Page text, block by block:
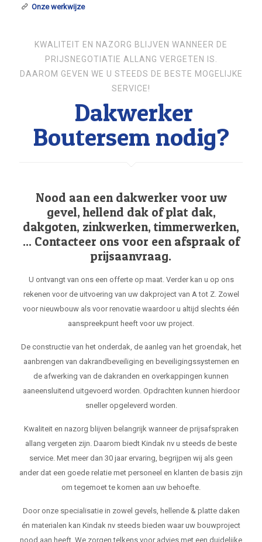
Onze werkwijze
KWALITEIT EN NAZORG BLIJVEN WANNEER DE
PRIJSNEGOTIATIE ALLANG VERGETEN IS.
DAAROM GEVEN WE U STEEDS DE BESTE MOGELIJKE
SERVICE!
Dakwerker
Boutersem nodig?
Nood aan een dakwerker voor uw
gevel, hellend dak of plat dak,
dakgoten, zinkwerken, timmerwerken,
... Contacteer ons voor een afspraak of
prijsaanvraag.
U ontvangt van ons een offerte op maat. Verder kan u op ons
rekenen voor de uitvoering van uw dakproject van A tot Z. Zowel
voor nieuwbouw als voor renovatie waardoor u altijd slechts één
aanspreekpunt heeft voor uw project.
De constructie van het onderdak, de aanleg van het groendak, het
aanbrengen van dakrandbeveiliging en beveiligingssystemen en
de afwerking van de dakranden en overkappingen kunnen
aaneensluitend uitgevoerd worden. Opdrachten kunnen hierdoor
sneller opgeleverd worden.
Kwaliteit en nazorg blijven belangrijk wanneer de prijsafspraken
allang vergeten zijn. Daarom biedt Kindak nv u steeds de beste
service. Met meer dan 30 jaar ervaring, begrijpen wij als geen
ander dat een goede relatie met personeel en klanten de basis zijn
om tegemoet te komen aan uw behoefte.
Door onze specialisatie in zowel gevels, hellende & platte daken
én materialen kan Kindak nv steeds bieden waar uw bouwproject
nood aan heeft. We zorgen telkens voor advies met een duidelijke